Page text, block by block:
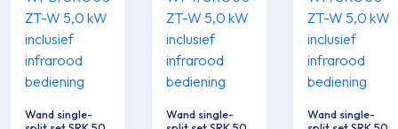
Wand single-
Wand single-
Wand single-